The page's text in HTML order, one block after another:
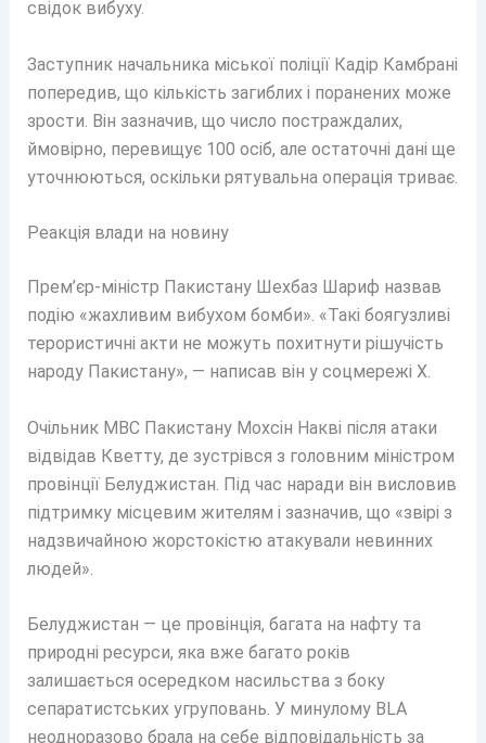
свідок вибуху.
Заступник начальника міської поліції Кадір Камбрані
попередив, що кількість загиблих і поранених може
зрости. Він зазначив, що число постраждалих,
ймовірно, перевищує 100 осіб, але остаточні дані ще
уточнюються, оскільки рятувальна операція триває.
Реакція влади на новину
Прем’єр-міністр Пакистану Шехбаз Шариф назвав
подію «жахливим вибухом бомби». «Такі боягузливі
терористичні акти не можуть похитнути рішучість
народу Пакистану», — написав він у соцмережі X.
Очільник МВС Пакистану Мохсін Накві після атаки
відвідав Кветту, де зустрівся з головним міністром
провінції Белуджистан. Під час наради він висловив
підтримку місцевим жителям і зазначив, що «звірі з
надзвичайною жорстокістю атакували невинних
людей».
Белуджистан — це провінція, багата на нафту та
природні ресурси, яка вже багато років
залишається осередком насильства з боку
сепаратистських угруповань. У минулому BLA
неодноразово брала на себе відповідальність за